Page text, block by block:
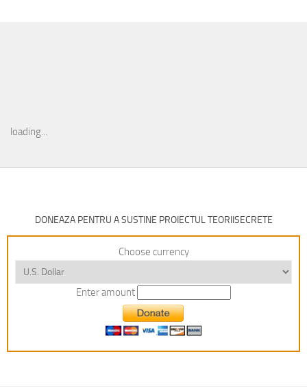
loading...
DONEAZA PENTRU A SUSTINE PROIECTUL TEORIISECRETE
Choose currency
Enter amount